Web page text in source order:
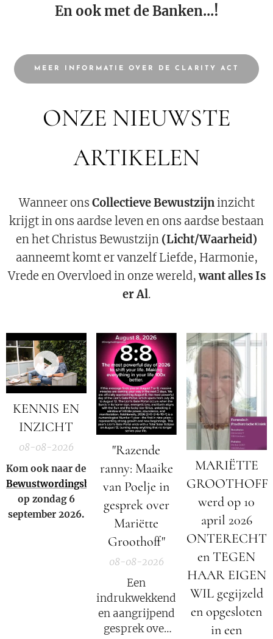
En ook met de Banken...!
MEER INFORMATIE OVER DE CLARITY ACT
ONZE NIEUWSTE
ARTIKELEN
Wanneer ons Collectieve Bewustzijninzicht
krijgt in ons aardse leven en ons aardse bestaan
en het Christus Bewustzijn (Licht/Waarheid)
aanneemt komt er vanzelf Liefde, Harmonie,
Vrede en Overvloed in onze wereld,want alles Is
er Al.
KENNIS EN
INZICHT
08-08-2026
Kom ook naar de
Bewustwordingsbeurs
op zondag 6
september 2026.
"Razende
ranny: Maaike
van Poelje in
gesprek over
Mariëtte
Groothoff"
08-08-2026
Een
indrukwekkend
en aangrijpend
gesprek over
MARIËTTE
GROOTHOFF
werd op 10
april 2026
ONTERECHT
en TEGEN
HAAR EIGEN
WIL gegijzeld
en opgesloten
in een